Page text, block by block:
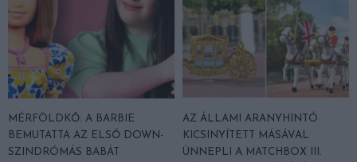
MÉRFÖLDKŐ: A BARBIE
BEMUTATTA AZ ELSŐ DOWN-
SZINDRÓMÁS BABÁT
AZ ÁLLAMI ARANYHINTÓ
KICSINYÍTETT MÁSÁVAL
ÜNNEPLI A MATCHBOX III.